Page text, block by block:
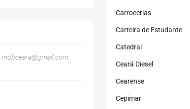
mobceara@gmail.com
Carrocerias
Carteira de Estudante
Catedral
Ceará Diesel
Cearense
Cepimar